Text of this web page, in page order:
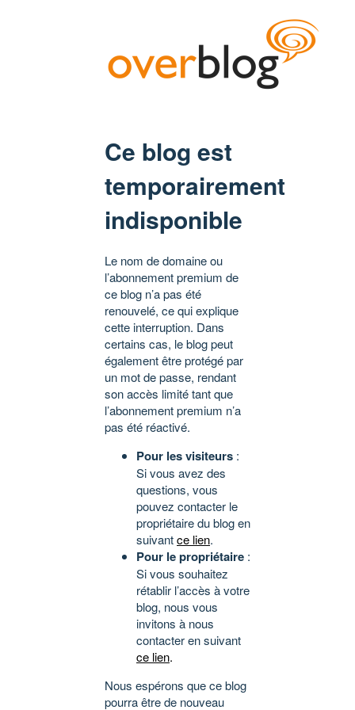
Ce blog est
temporairement
indisponible
Le nom de domaine ou
l’abonnement premium de
ce blog n’a pas été
renouvelé, ce qui explique
cette interruption. Dans
certains cas, le blog peut
également être protégé par
un mot de passe, rendant
son accès limité tant que
l’abonnement premium n’a
pas été réactivé.
Pour les visiteurs :
Si vous avez des
questions, vous
pouvez contacter le
propriétaire du blog en
suivantce lien.
Pour le propriétaire :
Si vous souhaitez
rétablir l’accès à votre
blog, nous vous
invitons à nous
contacter en suivant
ce lien.
Nous espérons que ce blog
pourra être de nouveau